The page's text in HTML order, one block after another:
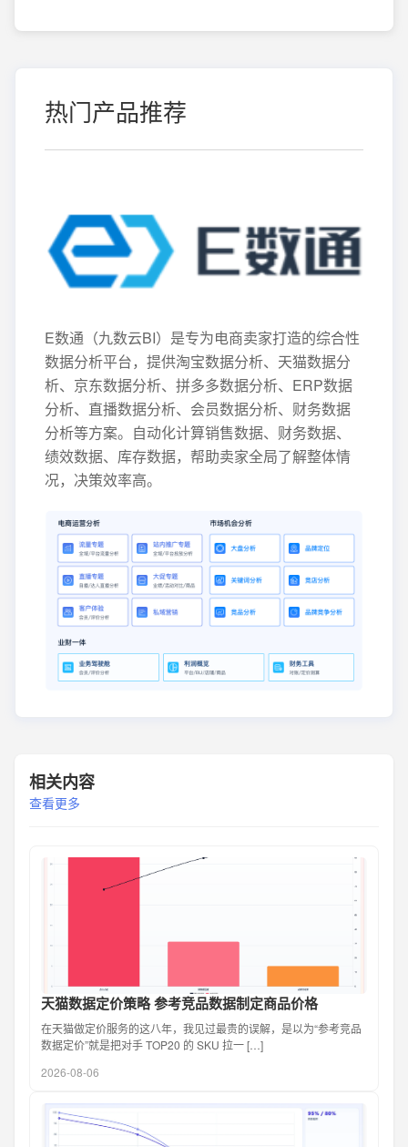
热门产品推荐
E数通（九数云BI）是专为电商卖家打造的综合性
数据分析平台，提供淘宝数据分析、天猫数据分
析、京东数据分析、拼多多数据分析、ERP数据
分析、直播数据分析、会员数据分析、财务数据
分析等方案。自动化计算销售数据、财务数据、
绩效数据、库存数据，帮助卖家全局了解整体情
况，决策效率高。
相关内容
查看更多
天猫数据定价策略 参考竞品数据制定商品价格
在天猫做定价服务的这八年，我见过最贵的误解，是以为“参考竞品
数据定价”就是把对手 TOP20 的 SKU 拉一 […]
2026-08-06